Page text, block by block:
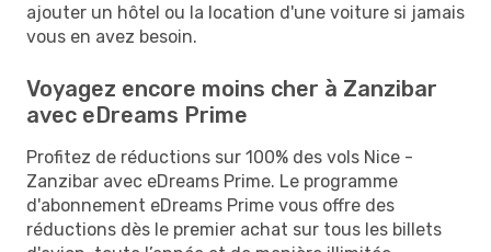
ajouter un hôtel ou la location d'une voiture si jamais
vous en avez besoin.
Voyagez encore moins cher à Zanzibar
avec eDreams Prime
Profitez de réductions sur 100% des vols Nice -
Zanzibar avec eDreams Prime. Le programme
d'abonnement eDreams Prime vous offre des
réductions dès le premier achat sur tous les billets